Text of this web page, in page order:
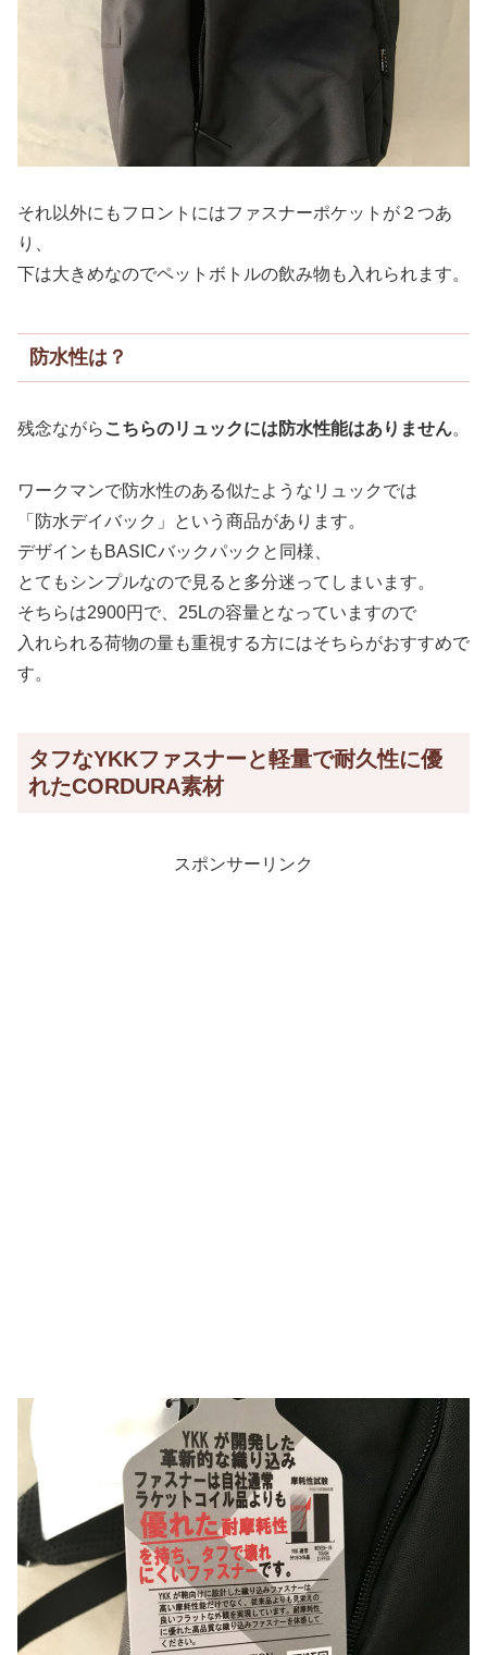
それ以外にもフロントにはファスナーポケットが２つあ
り、
下は大きめなのでペットボトルの飲み物も入れられます。
防水性は？
残念ながら こちらのリュックには防水性能はありません。
ワークマンで防水性のある似たようなリュックでは
「防水デイバック」という商品があります。
デザインもBASICバックパックと同様、
とてもシンプルなので見ると多分迷ってしまいます。
そちらは2900円で、25Lの容量となっていますので
入れられる荷物の量も重視する方にはそちらがおすすめで
す。
タフなYKKファスナーと軽量で耐久性に優
れたCORDURA素材
スポンサーリンク